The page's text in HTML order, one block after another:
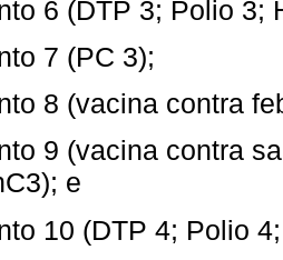
6 (DTP 3; Polio 3;
7 (PC 3);
8 (vacina contra
9 (vacina contra
e
10 (DTP 4; Polio